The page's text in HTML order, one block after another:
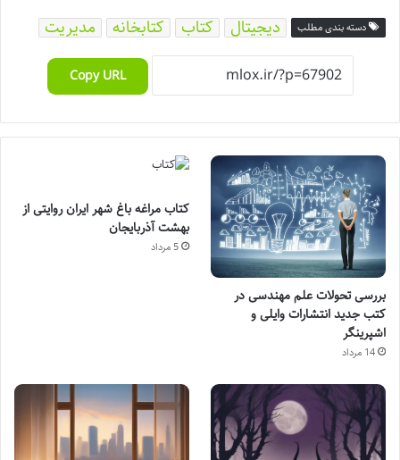
دسته بندی مطلب دیجیتال کتاب کتابخانه مدیریت
Copy URL
بررسی تحولات علم مهندسی در
کتب جدید انتشارات وایلی و
اشپرینگر
14 مرداد
کتاب مراغه باغ شهر ایران روایتی از
بهشت آذربایجان
5 مرداد